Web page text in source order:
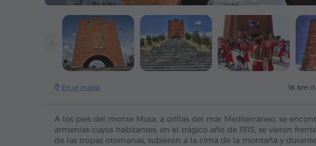
En el mapa 16 km
A los pies del monte Musa, a orillas del mar Mediterráneo, se
armenias cuyos habitantes, en el trágico año de 1915, se vieron
de las tropas otomanas, subieron a la cima de la montaña y